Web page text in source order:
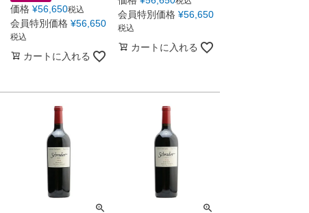
価格 ¥56,650税込
会員特別価格 ¥56,650
税込
カートに入れる
会員特別価格 ¥56,650
税込
カートに入れる